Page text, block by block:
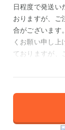
日程度で発送い
おりますが、ご
合がございます
くお願い申し上
ておりますが、